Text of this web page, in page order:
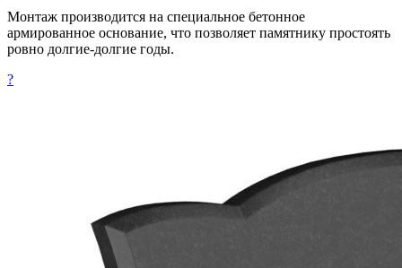
Монтаж производится на специальное бетонное
армированное основание, что позволяет памятнику простоять
ровно долгие-долгие годы.
?